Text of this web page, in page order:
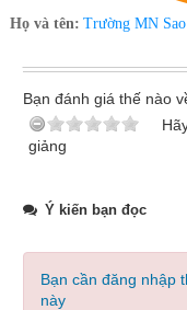
Họ và tên: Trường MN
Bạn đánh giá thế nào
giảng
Ý kiến bạn đọc
Bạn cần đăng nhập
này